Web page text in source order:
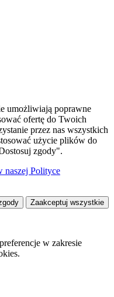
umożliwiają poprawne
ofertę do Twoich
przez nas wszystkich
użycie plików do
zgody".
naszej Polityce
Zaakceptuj wszystkie
w zakresie